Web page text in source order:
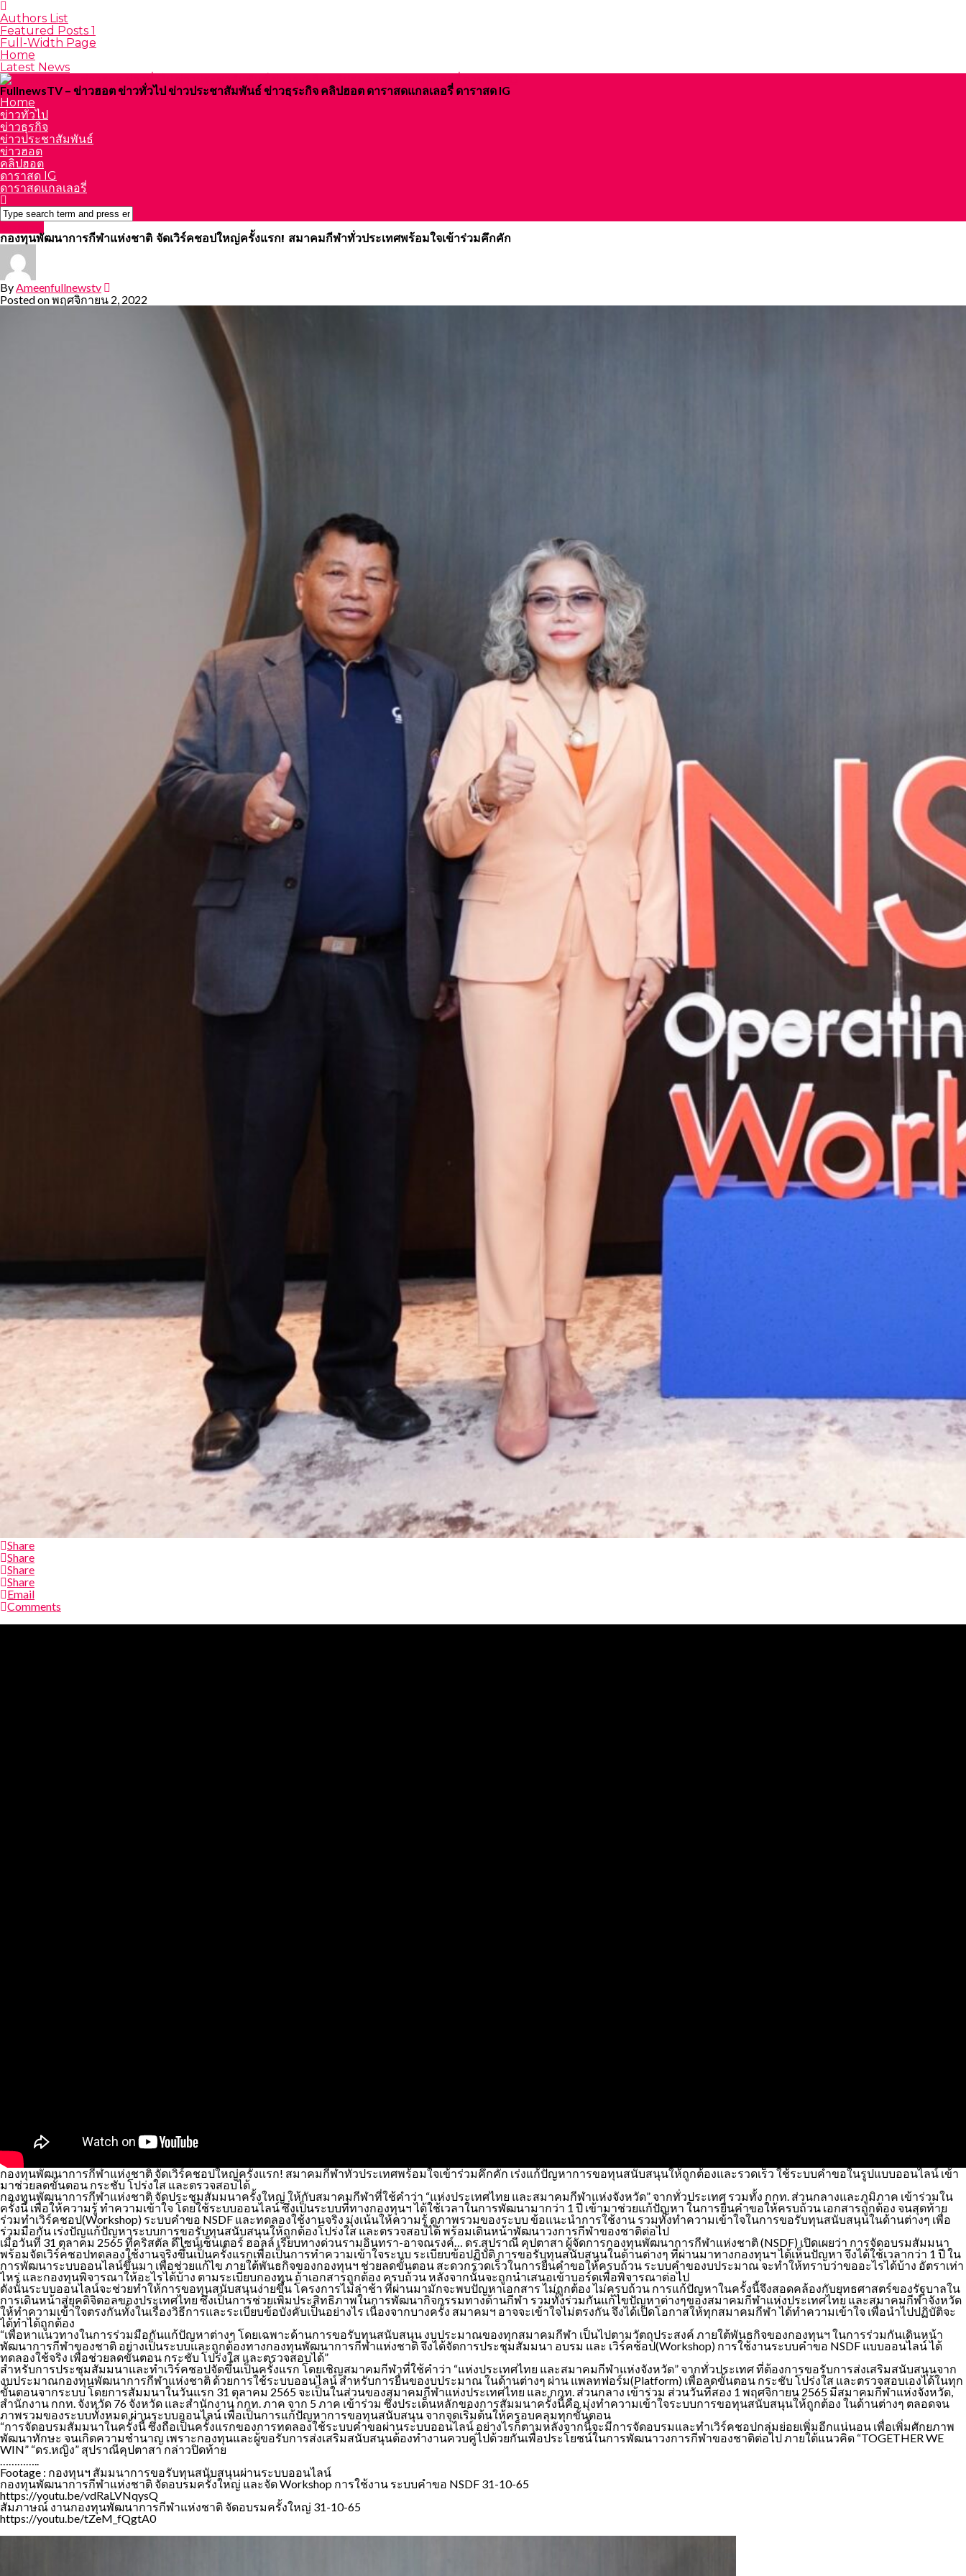
Authors List
Featured Posts 1
Full-Width Page
Home
Latest News
FullnewsTV – ข่าวฮอต ข่าวทั่วไป ข่าวประชาสัมพันธ์ ข่าวธุระกิจ คลิปฮอต ดาราสดแกลเลอรี่ ดาราสด IG
Home
ข่าวทั่วไป
ข่าวธุรกิจ
ข่าวประชาสัมพันธ์
ข่าวฮอต
คลิปฮอต
ดาราสด IG
ดาราสดแกลเลอรี่
กองทุนพัฒนาการกีฬาแห่งชาติ จัดเวิร์คชอปใหญ่ครั้งแรก! สมาคมกีฬาทั่วประเทศพร้อมใจเข้าร่วมคึกคัก
ByAmeenfullnewstv
Posted onพฤศจิกายน 2, 2022
Share
Share
Share
Share
Email
Comments
กองทุนพัฒนาการกีฬาแห่งชาติ จัดเวิร์คชอปใหญ่ครั้งแรก! สมาคมกีฬาทั่วประเทศพร้อมใจเข้าร่วมคึกคัก เร่งแก้ปัญหาการขอทุนสนับสนุนให้ถูกต้องและรวดเร็ว ใช้ระบบคำขอในรูปแบบออนไลน์ เข้า
มาช่วยลดขั้นตอน กระชับ โปร่งใส และตรวจสอบได้
กองทุนพัฒนาการกีฬาแห่งชาติ จัดประชุมสัมมนาครั้งใหญ่ ให้กับสมาคมกีฬาที่ใช้คำว่า “แห่งประเทศไทย และสมาคมกีฬาแห่งจังหวัด” จากทั่วประเทศ รวมทั้ง กกท. ส่วนกลางและภูมิภาค เข้าร่วมใน
ครั้งนี้ เพื่อให้ความรู้ ทำความเข้าใจ โดยใช้ระบบออนไลน์ ซึ่งเป็นระบบที่ทางกองทุนฯ ได้ใช้เวลาในการพัฒนามากว่า 1 ปี เข้ามาช่วยแก้ปัญหา ในการยื่นคำขอให้ครบถ้วน เอกสารถูกต้อง จนสุดท้าย
ร่วมทำเวิร์คชอป(Workshop) ระบบคำขอ NSDF และทดลองใช้งานจริง มุ่งเน้นให้ความรู้ ดูภาพรวมของระบบ ข้อแนะนำการใช้งาน รวมทั้งทำความเข้าใจในการขอรับทุนสนับสนุนในด้านต่างๆ เพื่อ
ร่วมมือกัน เร่งปัญแก้ปัญหาระบบการขอรับทุนสนับสนุนให้ถูกต้องโปร่งใส และตรวจสอบได้ พร้อมเดินหน้าพัฒนาวงการกีฬาของชาติต่อไป
เมื่อวันที่ 31 ตุลาคม 2565 ที่คริสตัล ดีไซน์เซ็นเตอร์ ฮอลล์ เรียบทางด่วนรามอินทรา-อาจณรงค์… ดร.สุปราณี คุปตาสา ผู้จัดการกองทุนพัฒนาการกีฬาแห่งชาติ (NSDF) เปิดเผยว่า การจัดอบรมสัมมนา
พร้อมจัดเวิร์คชอปทดลองใช้งานจริงขึ้นเป็นครั้งแรกเพื่อเป็นการทำความเข้าใจระบบ ระเบียบข้อปฏิบัติ การขอรับทุนสนับสนุนในด้านต่างๆ ที่ผ่านมาทางกองทุนฯ ได้เห็นปัญหา จึงได้ใช้เวลากว่า 1 ปี ใน
การพัฒนาระบบออนไลน์ขึ้นมา เพื่อช่วยแก้ไข ภายใต้พันธกิจของกองทุนฯ ช่วยลดขั้นตอน สะดวกรวดเร็วในการยื่นคำขอให้ครบถ้วน ระบบคำของบประมาณ จะทำให้ทราบว่าขออะไรได้บ้าง อัตราเท่า
ไหร่ และกองทุนพิจารณาให้อะไรได้บ้าง ตามระเบียบกองทุน ถ้าเอกสารถูกต้อง ครบถ้วน หลังจากนั้นจะถูกนำเสนอเข้าบอร์ดเพื่อพิจารณาต่อไป
ดังนั้นระบบออนไลน์จะช่วยทำให้การขอทุนสนับสนุนง่ายขึ้น โครงการไม่ล่าช้า ที่ผ่านมามักจะพบปัญหาเอกสาร ไม่ถูกต้อง ไม่ครบถ้วน การแก้ปัญหาในครั้งนี้จึงสอดคล้องกับยุทธศาสตร์ของรัฐบาลใน
การเดินหน้าสู่ยุคดิจิตอลของประเทศไทย ซึ่งเป็นการช่วยเพิ่มประสิทธิภาพในการพัฒนากิจกรรมทางด้านกีฬา รวมทั้งร่วมกันแก้ไขปัญหาต่างๆของสมาคมกีฬาแห่งประเทศไทย และสมาคมกีฬาจังหวัด
ให้ทำความเข้าใจตรงกันทั้งในเรื่องวิธีการและระเบียบข้อบังคับเป็นอย่างไร เนื่องจากบางครั้ง สมาคมฯ อาจจะเข้าใจไม่ตรงกัน จึงได้เปิดโอกาสให้ทุกสมาคมกีฬา ได้ทำความเข้าใจ เพื่อนำไปปฏิบัติจะ
ได้ทำได้ถูกต้อง
“เพื่อหาแนวทางในการร่วมมือกันแก้ปัญหาต่างๆ โดยเฉพาะด้านการขอรับทุนสนับสนุน งบประมาณของทุกสมาคมกีฬา เป็นไปตามวัตถุประสงค์ ภายใต้พันธกิจของกองทุนฯ ในการร่วมกันเดินหน้า
พัฒนาการกีฬาของชาติ อย่างเป็นระบบและถูกต้องทางกองทุนพัฒนาการกีฬาแห่งชาติ จึงได้จัดการประชุมสัมมนา อบรม และ เวิร์คช้อป(Workshop) การใช้งานระบบคำขอ NSDF แบบออนไลน์ ได้
ทดลองใช้จริง เพื่อช่วยลดขั้นตอน กระชับ โปร่งใส และตรวจสอบได้”
สำหรับการประชุมสัมมนาและทำเวิร์คชอปจัดขึ้นเป็นครั้งแรก โดยเชิญสมาคมกีฬาที่ใช้คำว่า “แห่งประเทศไทย และสมาคมกีฬาแห่งจังหวัด” จากทั่วประเทศ ที่ต้องการขอรับการส่งเสริมสนับสนุนจาก
งบประมาณกองทุนพัฒนาการกีฬาแห่งชาติ ด้วยการใช้ระบบออนไลน์ สำหรับการยื่นของบประมาณ ในด้านต่างๆ ผ่าน แพลทฟอร์ม(Platform) เพื่อลดขั้นตอน กระชับ โปร่งใส และตรวจสอบเองได้ในทุก
ขั้นตอนจากระบบ โดยการสัมมนาในวันแรก 31 ตุลาคม 2565 จะเป็นในส่วนของสมาคมกีฬาแห่งประเทศไทย และ กกท. ส่วนกลาง เข้าร่วม ส่วนวันที่สอง 1 พฤศจิกายน 2565 มีสมาคมกีฬาแห่งจังหวัด,
สำนักงาน กกท. จังหวัด 76 จังหวัด และสำนักงาน กกท. ภาค จาก 5 ภาค เข้าร่วม ซึ่งประเด็นหลักของการสัมมนาครั้งนี้คือ มุ่งทำความเข้าใจระบบการขอทุนสนับสนุนให้ถูกต้อง ในด้านต่างๆ ตลอดจน
ภาพรวมของระบบทั้งหมด ผ่านระบบออนไลน์ เพื่อเป็นการแก้ปัญหาการขอทุนสนับสนุน จากจุดเริ่มต้นให้ครอบคลุมทุกขั้นตอน
“การจัดอบรมสัมมนาในครั้งนี้ ซึ่งถือเป็นครั้งแรกของการทดลองใช้ระบบคำขอผ่านระบบออนไลน์ อย่างไรก็ตามหลังจากนี้จะมีการจัดอบรมและทำเวิร์คชอปกลุ่มย่อยเพิ่มอีกแน่นอน เพื่อเพิ่มศักยภาพ
พัฒนาทักษะ จนเกิดความชำนาญ เพราะกองทุนและผู้ขอรับการส่งเสริมสนับสนุนต้องทำงานควบคู่ไปด้วยกันเพื่อประโยชน์ในการพัฒนาวงการกีฬาของชาติต่อไป ภายใต้แนวคิด “TOGETHER WE
WIN” “ดร.หญิง” สุปราณีคุปตาสา กล่าวปิดท้าย
…………..
Footage : กองทุนฯ สัมมนาการขอรับทุนสนับสนุนผ่านระบบออนไลน์
กองทุนพัฒนาการกีฬาแห่งชาติ จัดอบรมครั้งใหญ่ และจัด Workshop การใช้งาน ระบบคําขอ NSDF 31-10-65
https://youtu.be/vdRaLVNqysQ
สัมภาษณ์ งานกองทุนพัฒนาการกีฬาแห่งชาติ จัดอบรมครั้งใหญ่ 31-10-65
https://youtu.be/tZeM_fQgtA0